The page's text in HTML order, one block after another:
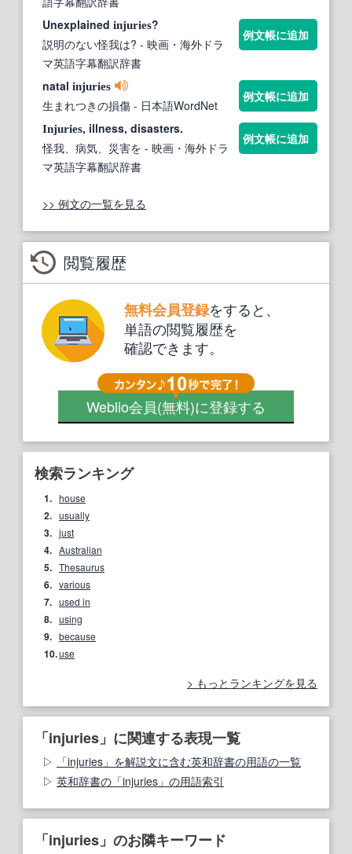
Unexplained injuries?
説明のない怪我は? - 映画・海外ドラ
マ英語字幕翻訳辞書
例文帳に追加
natal injuries
生まれつきの損傷 - 日本語WordNet
例文帳に追加
Injuries, illness, disasters.
怪我、病気、災害を - 映画・海外ドラ
マ英語字幕翻訳辞書
例文帳に追加
>> 例文の一覧を見る
閲覧履歴
無料会員登録をすると、
単語の閲覧履歴を
確認できます。
Weblio会員(無料)に登録する
検索ランキング
1. house
2. usually
3. just
4. Australian
5. Thesaurus
6. various
7. used in
8. using
9. because
10.use
もっとランキングを見る
「injuries」に関連する表現一覧
「injuries」を解説文に含む英和辞書の用語の一覧
英和辞書の「injuries」の用語索引
「injuries」のお隣キーワード